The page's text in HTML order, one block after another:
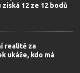
12 ze 12 bodů
realitě za
ukáže, kdo má